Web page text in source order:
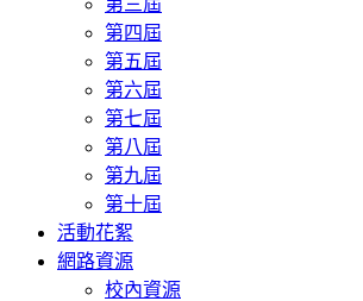
第四屆
第五屆
第六屆
第七屆
第八屆
第九屆
第十屆
活動花絮
網路資源
校內資源